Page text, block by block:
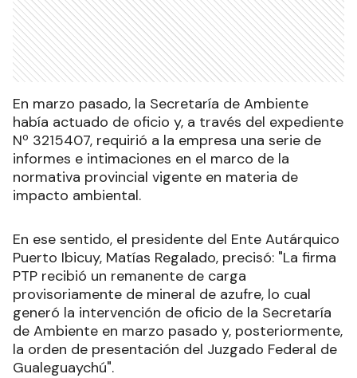
En marzo pasado, la Secretaría de Ambiente
había actuado de oficio y, a través del expediente
Nº 3215407, requirió a la empresa una serie de
informes e intimaciones en el marco de la
normativa provincial vigente en materia de
impacto ambiental.
En ese sentido, el presidente del Ente Autárquico
Puerto Ibicuy, Matías Regalado, precisó: "La firma
PTP recibió un remanente de carga
provisoriamente de mineral de azufre, lo cual
generó la intervención de oficio de la Secretaría
de Ambiente en marzo pasado y, posteriormente,
la orden de presentación del Juzgado Federal de
Gualeguaychú".